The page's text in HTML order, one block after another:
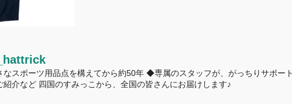
スポーツ用品点を構えてから約50年 ◆専属のスタッフが、がっちりサポート
紹介など 四国のすみっこから、全国の皆さんにお届けします♪